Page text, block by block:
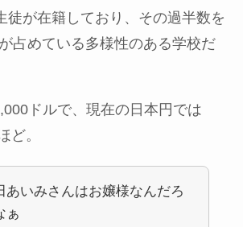
徒が在籍しており、その過半数を
占めている多様性のある学校だ
ドルで、現在の日本円では
ど。
あいみさんはお嬢様なんだろ
ぁ